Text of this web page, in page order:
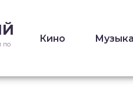
по
Кино Музыка